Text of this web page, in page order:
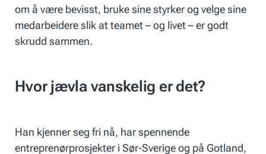
om å være bevisst, bruke sine styrker og velge sine
medarbeidere slik at teamet – og livet – er godt
skrudd sammen.
Hvor jævla vanskelig er det?
Han kjenner seg fri nå, har spennende
entreprenørprosjekter i Sør-Sverige og på Gotland,